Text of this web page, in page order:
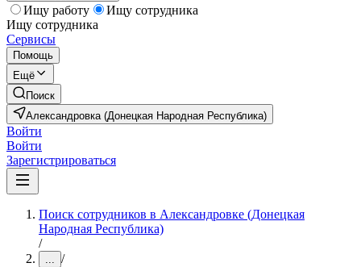
Ищу работу
Ищу сотрудника
Ищу сотрудника
Сервисы
Помощь
Ещё
Поиск
Александровка (Донецкая Народная Республика)
Войти
Войти
Зарегистрироваться
Поиск сотрудников в Александровке (Донецкая
Народная Республика)
/
... /